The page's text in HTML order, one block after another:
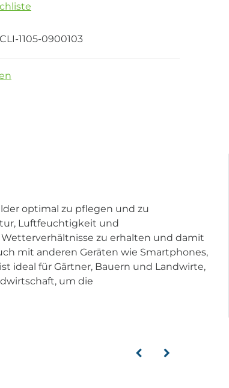
1105-0900103
optimal zu pflegen und zu
Luftfeuchtigkeit und
zu erhalten und damit
mit anderen Geräten wie Smartphones,
ideal für Gärtner, Bauern und Landwirte,
um die